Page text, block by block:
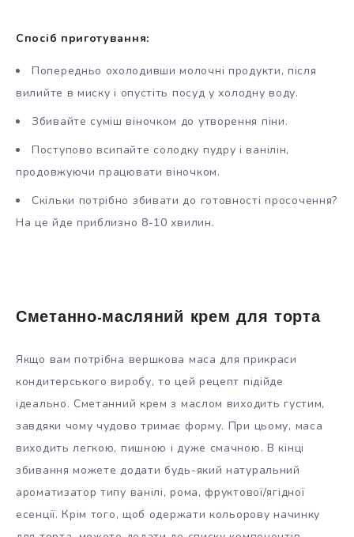
Спосіб приготування:
Попередньо охолодивши молочні продукти, після
вилийте в миску і опустіть посуд у холодну воду.
Збивайте суміш віночком до утворення піни.
Поступово всипайте солодку пудру і ванілін,
продовжуючи працювати віночком.
Скільки потрібно збивати до готовності просочення?
На це йде приблизно 8-10 хвилин.
Сметанно-масляний крем для торта
Якщо вам потрібна вершкова маса для прикраси
кондитерського виробу, то цей рецепт підійде
ідеально. Сметанний крем з маслом виходить густим,
завдяки чому чудово тримає форму. При цьому, маса
виходить легкою, пишною і дуже смачною. В кінці
збивання можете додати будь-який натуральний
ароматизатор типу ванілі, рома, фруктової/ягідної
есенції. Крім того, щоб одержати кольорову начинку